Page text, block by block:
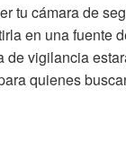
tu cámara de
en una
vigilancia
quienes